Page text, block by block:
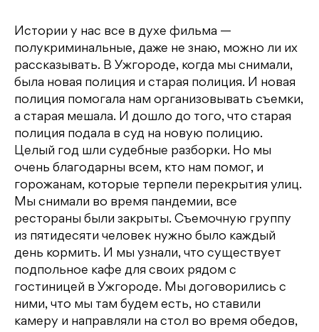
Истории у нас все в духе фильма —
полукриминальные, даже не знаю, можно ли их
рассказывать. В Ужгороде, когда мы снимали,
была новая полиция и старая полиция. И новая
полиция помогала нам организовывать съемки,
а старая мешала. И дошло до того, что старая
полиция подала в суд на новую полицию.
Целый год шли судебные разборки. Но мы
очень благодарны всем, кто нам помог, и
горожанам, которые терпели перекрытия улиц.
Мы снимали во время пандемии, все
рестораны были закрыты. Съемочную группу
из пятидесяти человек нужно было каждый
день кормить. И мы узнали, что существует
подпольное кафе для своих рядом с
гостиницей в Ужгороде. Мы договорились с
ними, что мы там будем есть, но ставили
камеру и направляли на стол во время обедов,